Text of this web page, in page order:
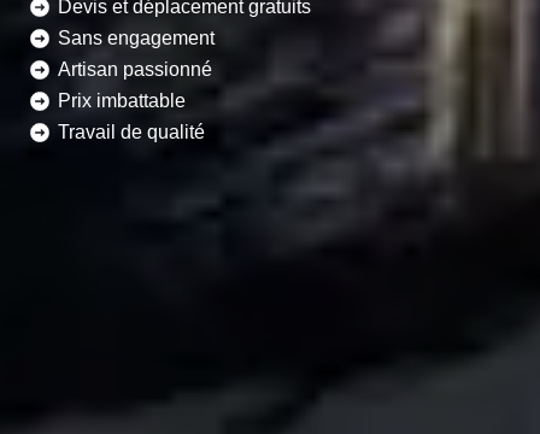
Devis et déplacement gratuits
Sans engagement
Artisan passionné
Prix imbattable
Travail de qualité